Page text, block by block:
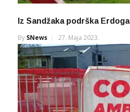
Iz Sandžaka podrška
By SNews 27. Maja 2023.